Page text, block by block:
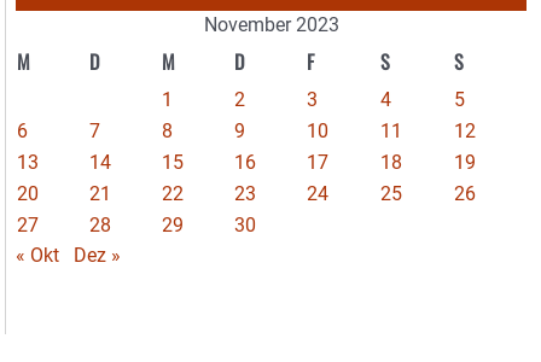
November 2023
M D M D F S S
1 2 3 4
5
6
7 8 9 10 11
12
13
14 15 16 17 18
19
20
21 22 23 24 25
26
27
28 29
30
« Okt
Dez »